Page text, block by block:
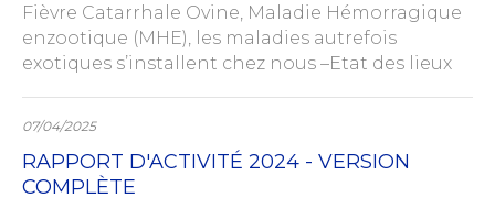
Fièvre Catarrhale Ovine, Maladie Hémorragique
enzootique (MHE), les maladies autrefois
exotiques s’installent chez nous –Etat des lieux
07/04/2025
RAPPORT D'ACTIVITÉ 2024 - VERSION
COMPLÈTE